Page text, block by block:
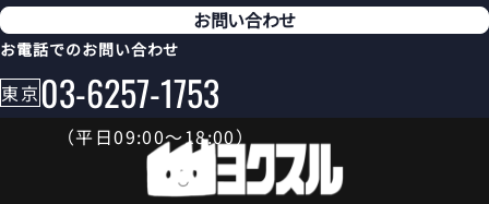
お問い合わせ
お電話でのお問い合わせ
東京03-6257-1753
（平日09:00〜18:00）